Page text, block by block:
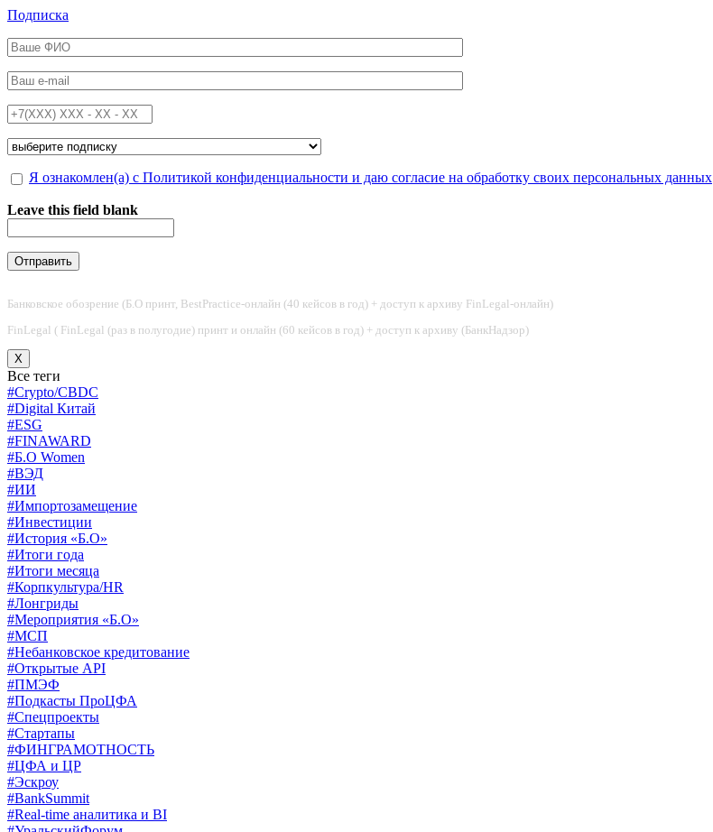
Перейти к основному содержанию
Подписка
ФИО*
Email*
Телефон*
Подписка на*
Обработка персональных данных*
Я ознакомлен(а) с Политикой конфиденциальности и даю согласие на обработку своих персональных данных
Leave this field blank
Банковское обозрение (Б.О принт, BestPractice-онлайн (40 кейсов в год) + доступ к архиву FinLegal-онлайн)
FinLegal ( FinLegal (раз в полугодие) принт и онлайн (60 кейсов в год) + доступ к архиву (БанкНадзор)
X
Все теги
#Crypto/CBDC
#Digital Китай
#ESG
#FINAWARD
#Б.О Women
#ВЭД
#ИИ
#Импортозамещение
#Инвестиции
#История «Б.О»
#Итоги года
#Итоги месяца
#Корпкультура/HR
#Лонгриды
#Мероприятия «Б.О»
#МСП
#Небанковское кредитование
#Открытые API
#ПМЭФ
#Подкасты ПроЦФА
#Спецпроекты
#Стартапы
#ФИНГРАМОТНОСТЬ
#ЦФА и ЦР
#Эскроу
#BankSummit
#Real-time аналитика и BI